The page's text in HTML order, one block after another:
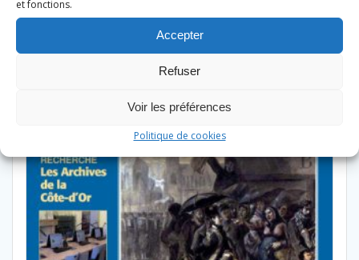
et fonctions.
Accepter
Refuser
Voir les préférences
Politique de cookies